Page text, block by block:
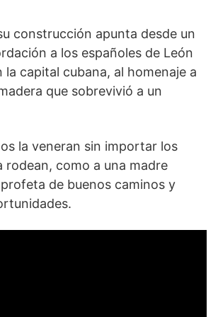
construcción apunta desde un
a los españoles de León
la capital cubana, al homenaje a
que sobrevivió a un
la veneran sin importar los
rodean, como a una madre
de buenos caminos y